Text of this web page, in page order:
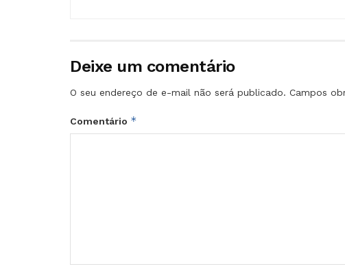
Deixe um comentário
O seu endereço de e-mail não será publicado. Campos
Comentário *